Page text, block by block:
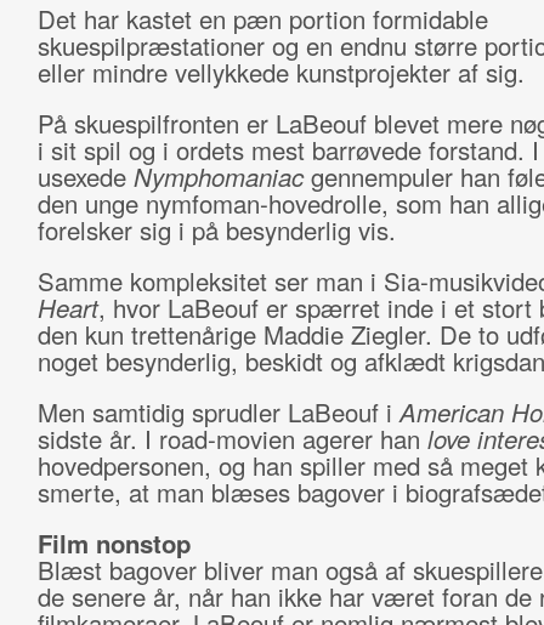
Det har kastet en pæn portion formidable
skuespilpræstationer og en endnu større
eller mindre vellykkede kunstprojekter af sig.
På skuespilfronten er LaBeouf blevet mere
i sit spil og i ordets mest barrøvede forstand.
usexede Nymphomaniacgennempuler han
den unge nymfoman-hovedrolle, som han
forelsker sig i på besynderlig vis.
Samme kompleksitet ser man i Sia-
Heart, hvor LaBeouf er spærret inde i et stort
den kun trettenårige Maddie Ziegler. De to
noget besynderlig, beskidt og afklædt
Men samtidig sprudler LaBeouf iAmerican
sidste år. I road-movien agerer han love
hovedpersonen, og han spiller med så meget
smerte, at man blæses bagover i
Film nonstop
Blæst bagover bliver man også af
de senere år, når han ikke har været foran de